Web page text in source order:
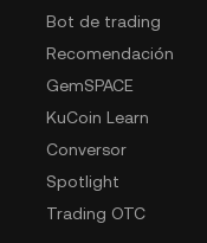
Bot de trading
Recomendación
GemSPACE
KuCoin Learn
Conversor
Spotlight
Trading OTC